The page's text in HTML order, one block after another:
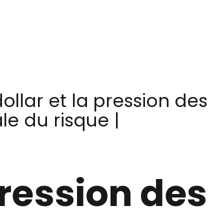
et la pression des
du risque |
des